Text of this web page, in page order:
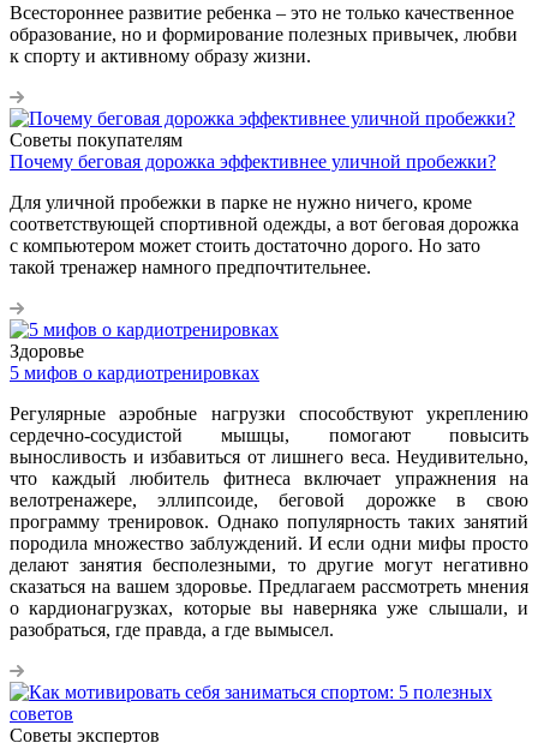
Всестороннее развитие ребенка – это не только качественное
образование, но и формирование полезных привычек, любви
к спорту и активному образу жизни.
Советы покупателям
Почему беговая дорожка эффективнее уличной пробежки?
Для уличной пробежки в парке не нужно ничего, кроме
соответствующей спортивной одежды, а вот беговая дорожка
с компьютером может стоить достаточно дорого. Но зато
такой тренажер намного предпочтительнее.
Здоровье
5 мифов о кардиотренировках
Регулярные аэробные нагрузки способствуют укреплению
сердечно-сосудистой мышцы, помогают повысить
выносливость и избавиться от лишнего веса. Неудивительно,
что каждый любитель фитнеса включает упражнения на
велотренажере, эллипсоиде, беговой дорожке в свою
программу тренировок. Однако популярность таких занятий
породила множество заблуждений. И если одни мифы просто
делают занятия бесполезными, то другие могут негативно
сказаться на вашем здоровье. Предлагаем рассмотреть мнения
о кардионагрузках, которые вы наверняка уже слышали, и
разобраться, где правда, а где вымысел.
Советы экспертов